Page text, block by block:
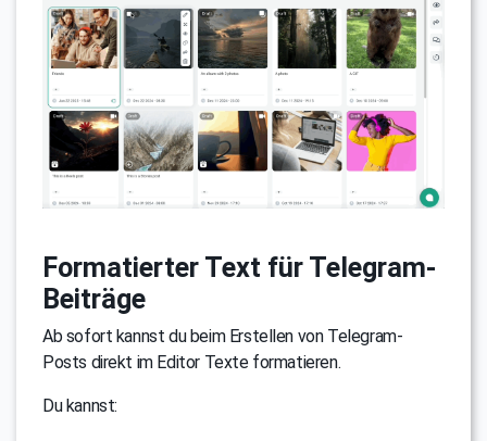
Formatierter Text für Telegram-
Beiträge
Ab sofort kannst du beim Erstellen von Telegram-
Posts direkt im Editor Texte formatieren.
Du kannst: